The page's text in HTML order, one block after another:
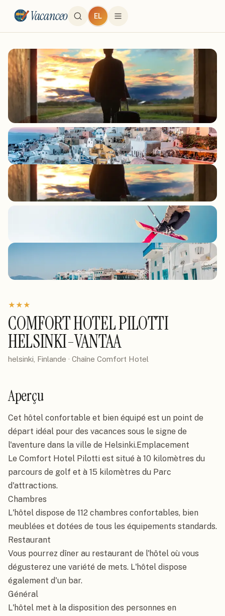
Vacanceo EL
★★★
COMFORT HOTEL PILOTTI
HELSINKI-VANTAA
helsinki, Finlande · Chaîne Comfort Hotel
Aperçu
Cet hôtel confortable et bien équipé est un point de
départ idéal pour des vacances sous le signe de
l'aventure dans la ville de Helsinki.Emplacement
Le Comfort Hotel Pilotti est situé à 10 kilomètres du
parcours de golf et à 15 kilomètres du Parc
d'attractions.
Chambres
L'hôtel dispose de 112 chambres confortables, bien
meublées et dotées de tous les équipements standards.
Restaurant
Vous pourrez dîner au restaurant de l'hôtel où vous
dégusterez une variété de mets. L'hôtel dispose
également d'un bar.
Général
L'hôtel met à la disposition des personnes en